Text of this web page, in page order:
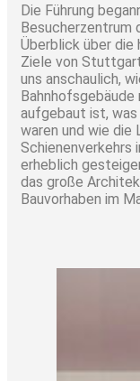
Die Führung
Besucherzentrum
Überblick über die
Ziele von
uns anschaulich,
Bahnhofsgebäude
aufgebaut ist, was
waren und wie
Schienenverkehrs
erheblich
das große
Bauvorhaben im